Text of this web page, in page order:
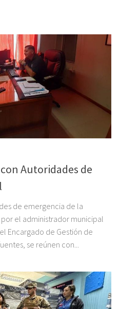
con Autoridades de
de emergencia de la
el administrador municipal
Encargado de Gestión de
se reúnen con...